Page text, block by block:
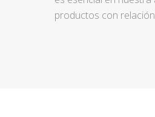
productos con